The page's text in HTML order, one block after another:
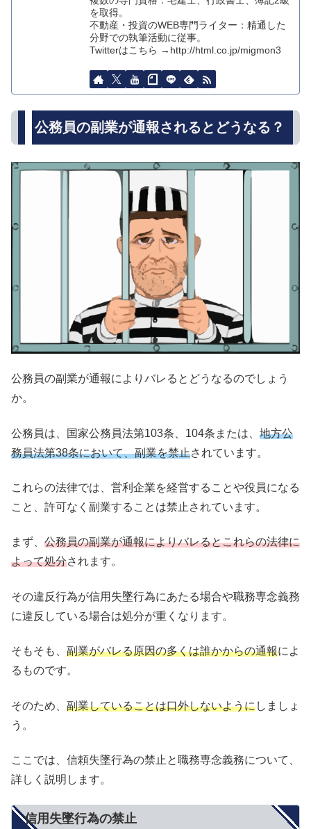
を取得。
不動産・投資のWEB専門ライター：精通した
分野での執筆活動に従事。
Twitterはこちら →http://html.co.jp/migmon3
公務員の副業が通報されるとどうなる？
公務員の副業が通報によりバレるとどうなるのでしょう
か。
公務員は、国家公務員法第103条、104条または、 地方公
務員法第38条において、副業を禁止されています。
これらの法律では、営利企業を経営することや役員になる
こと、許可なく副業することは禁止されています。
まず、 公務員の副業が通報によりバレるとこれらの法律に
よって処分されます。
その違反行為が信用失墜行為にあたる場合や職務専念義務
に違反している場合は処分が重くなります。
そもそも、 副業がバレる原因の多くは誰かからの通報によ
るものです。
そのため、 副業していることは口外しないようにしましょ
う。
ここでは、信頼失墜行為の禁止と職務専念義務について、
詳しく説明します。
信用失墜行為の禁止